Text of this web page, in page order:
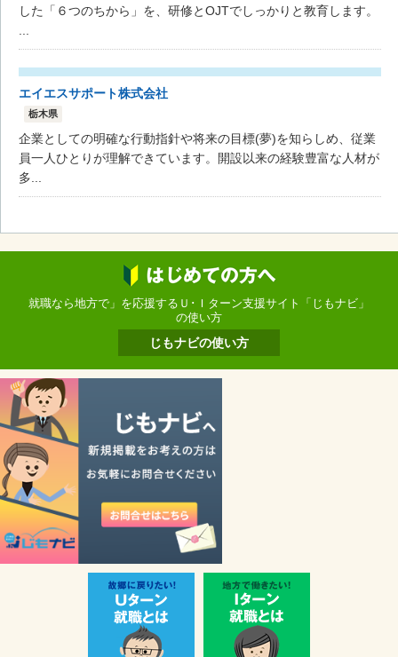
した「６つのちから」を、研修とOJTでしっかりと教育します。
...
エイエスサポート株式会社
栃木県
企業としての明確な行動指針や将来の目標(夢)を知らしめ、従業
員一人ひとりが理解できています。開設以来の経験豊富な人材が
多...
就職なら地方で」を応援するＵ･Ｉターン支援サイト「じもナビ」
の使い方
じもナビの使い方